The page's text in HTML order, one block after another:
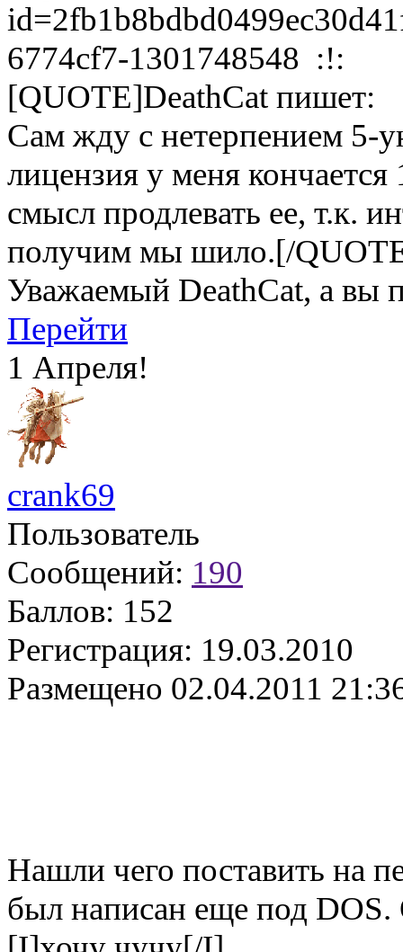
­6774cf7-1301748548 :!:
[QUOTE]DeathCat пишет:
Сам жду с нетерпением 5-
лицензия у меня кончается
смысл продлевать ее, т.к.
получим мы шило.[/
Уважаемый DeathCat, а вы
Перейти
1 Апреля!
crank69
Пользователь
Сообщений: 190
Баллов: 152
Регистрация: 19.03.2010
Размещено 02.04.2011
Нашли чего поставить на
был написан еще под